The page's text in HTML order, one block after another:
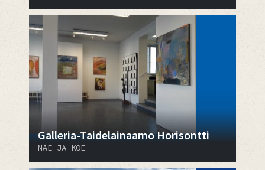
Galleria-Taidelainaamo Horisontti
NÄE JA KOE